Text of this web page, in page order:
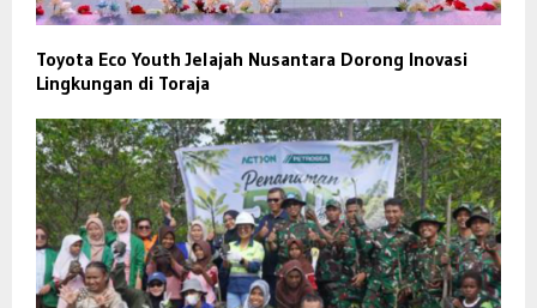
Toyota Eco Youth Jelajah Nusantara Dorong Inovasi
Lingkungan di Toraja